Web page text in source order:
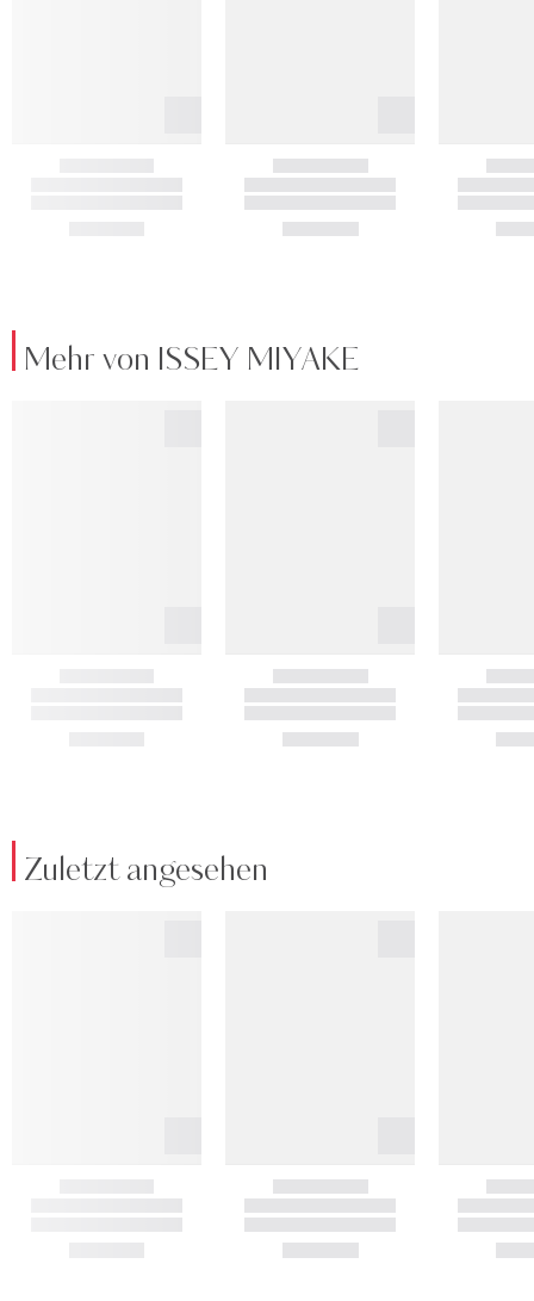
Mehr von ISSEY MIYAKE
Zuletzt angesehen